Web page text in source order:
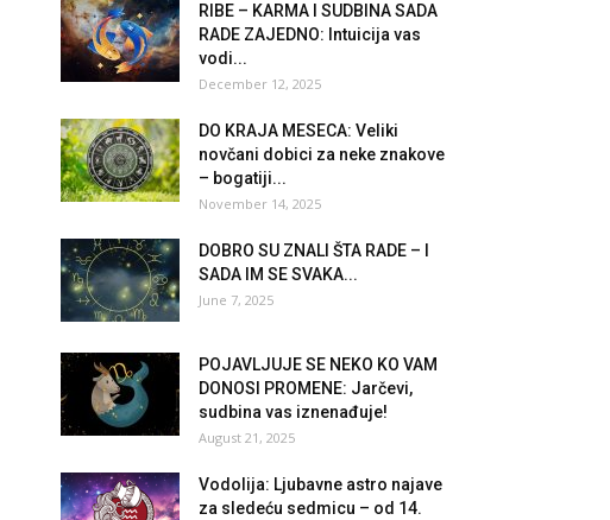
RIBE – KARMA I SUDBINA SADA
RADE ZAJEDNO: Intuicija vas
vodi...
December 12, 2025
DO KRAJA MESECA: Veliki
novčani dobici za neke znakove
– bogatiji...
November 14, 2025
DOBRO SU ZNALI ŠTA RADE – I
SADA IM SE SVAKA...
June 7, 2025
POJAVLJUJE SE NEKO KO VAM
DONOSI PROMENE: Jarčevi,
sudbina vas iznenađuje!
August 21, 2025
Vodolija: Ljubavne astro najave
za sledeću sedmicu – od 14.